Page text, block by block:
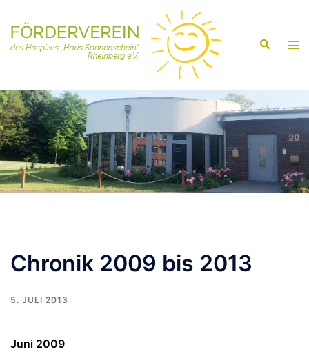
Inhalt
springen
Suche
Chronik 2009 bis 2013
5. JULI 2013
Juni 2009